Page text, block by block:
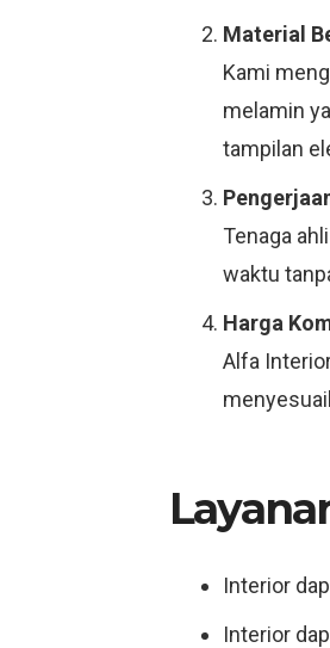
Material
Kami
melamin
tampilan
Tenaga
waktu
Harga
Alfa
Interior
Interior